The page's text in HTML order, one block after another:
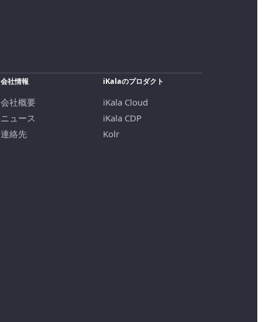
会社情報
会社概要
ニュース
連絡先
iKalaのプロダクト
iKala Cloud
iKala CDP
Kolr